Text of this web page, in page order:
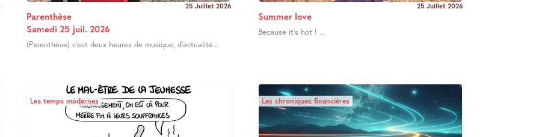
25 Juillet 2026
Parenthèse
Samedi 25 juil. 2026
(Parenthèse) c’est deux heures de musique, d’actualité...
25 Juillet 2026
Summer love
Because it’s hot ! ...
Les temps modernes Les chroniques financières